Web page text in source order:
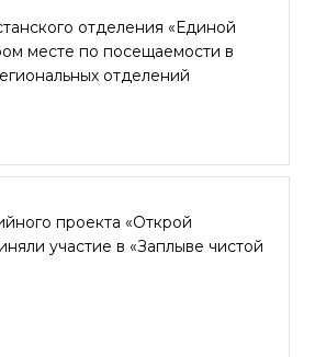
отделения «Единой
месте по посещаемости в
отделений
проекта «Открой
участие в «Заплыве чистой